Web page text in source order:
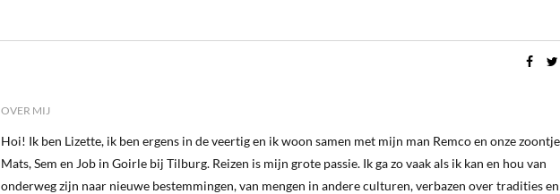
OVER MIJ
Hoi! Ik ben Lizette, ik ben ergens in de veertig en ik woon samen met mijn man Remco en onze
Mats, Sem en Job in Goirle bij Tilburg. Reizen is mijn grote passie. Ik ga zo vaak als ik kan en hou van
onderweg zijn naar nieuwe bestemmingen, van mengen in andere culturen, verbazen over tradities en